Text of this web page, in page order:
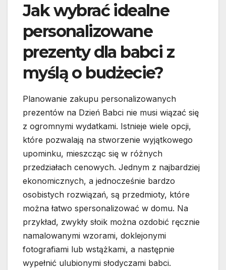
Jak wybrać idealne
personalizowane
prezenty dla babci z
myślą o budżecie?
Planowanie zakupu personalizowanych
prezentów na Dzień Babci nie musi wiązać się
z ogromnymi wydatkami. Istnieje wiele opcji,
które pozwalają na stworzenie wyjątkowego
upominku, mieszcząc się w różnych
przedziałach cenowych. Jednym z najbardziej
ekonomicznych, a jednocześnie bardzo
osobistych rozwiązań, są przedmioty, które
można łatwo spersonalizować w domu. Na
przykład, zwykły słoik można ozdobić ręcznie
namalowanymi wzorami, doklejonymi
fotografiami lub wstążkami, a następnie
wypełnić ulubionymi słodyczami babci.